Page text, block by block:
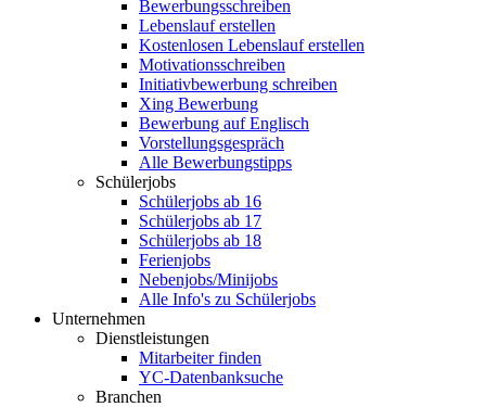
Bewerbungsschreiben
Lebenslauf erstellen
Kostenlosen Lebenslauf erstellen
Motivationsschreiben
Initiativbewerbung schreiben
Xing Bewerbung
Bewerbung auf Englisch
Vorstellungsgespräch
Alle Bewerbungstipps
Schülerjobs
Schülerjobs ab 16
Schülerjobs ab 17
Schülerjobs ab 18
Ferienjobs
Nebenjobs/Minijobs
Alle Info's zu Schülerjobs
Unternehmen
Dienstleistungen
Mitarbeiter finden
YC-Datenbanksuche
Branchen